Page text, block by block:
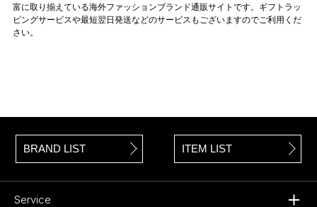
富に取り揃えている海外ファッションブランド通販サイトです。ギフトラッ
ピングサービスや最短翌日発送などのサービスもございますのでご利用くだ
さい。
BRAND LIST ITEM LIST
Service